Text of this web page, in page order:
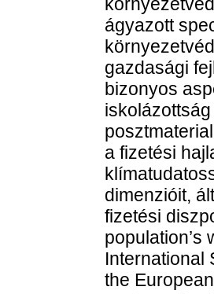
ágyazott
gazdasági
bizonyos
a fizetési
dimenzióit,
fizetési
population’s
International
the